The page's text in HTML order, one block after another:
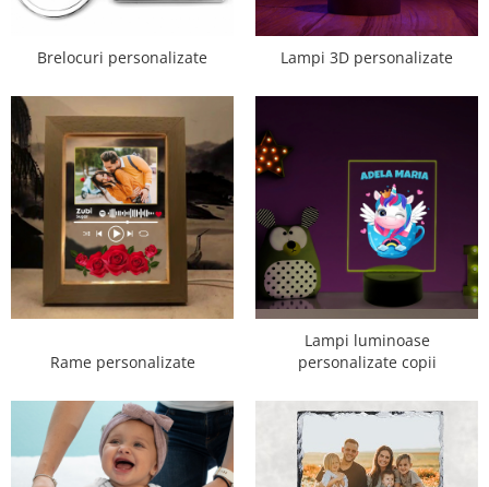
Brelocuri personalizate Lampi 3D personalizate
Rame personalizate
Lampi luminoase
personalizate copii